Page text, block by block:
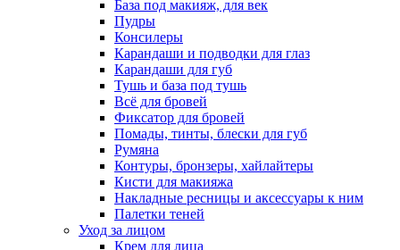
База под макияж, для век
Пудры
Консилеры
Карандаши и подводки для глаз
Карандаши для губ
Тушь и база под тушь
Всё для бровей
Фиксатор для бровей
Помады, тинты, блески для губ
Румяна
Контуры, бронзеры, хайлайтеры
Кисти для макияжа
Накладные ресницы и аксессуары к ним
Палетки теней
Уход за лицом
Крем для лица